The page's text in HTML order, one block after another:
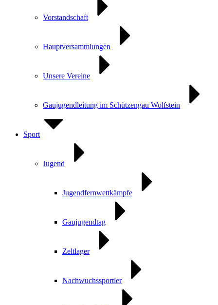
Vorstandschaft
Hauptversammlungen
Unsere Vereine
Gaujugendleitung im Schützengau Wolfstein
Sport
Jugend
Jugendfernwettkämpfe
Gaujugendtag
Zeltlager
Nachwuchssportler